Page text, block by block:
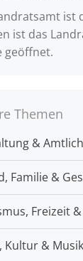
ist
ist das
geöffnet.
Themen
&
Familie &
Freizeit
Kultur & Musik